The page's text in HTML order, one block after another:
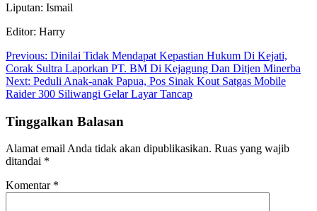
Liputan: Ismail
Editor: Harry
Navigasi
pos
Previous: Dinilai Tidak Mendapat Kepastian Hukum Di Kejati,
Corak Sultra Laporkan PT. BM Di Kejagung Dan Ditjen Minerba
Next: Peduli Anak-anak Papua, Pos Sinak Kout Satgas Mobile
Raider 300 Siliwangi Gelar Layar Tancap
Tinggalkan Balasan
Alamat email Anda tidak akan dipublikasikan. Ruas yang wajib
ditandai *
Komentar *